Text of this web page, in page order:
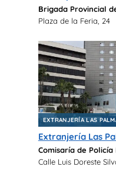
Brigada Provincial
Plaza de la Feria, 24
EXTRANJERÍA LAS
Extranjería Las
Comisaría de Policía
Calle Luis Doreste